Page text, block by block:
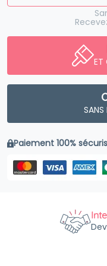
ET
SANS
Paiement 100%